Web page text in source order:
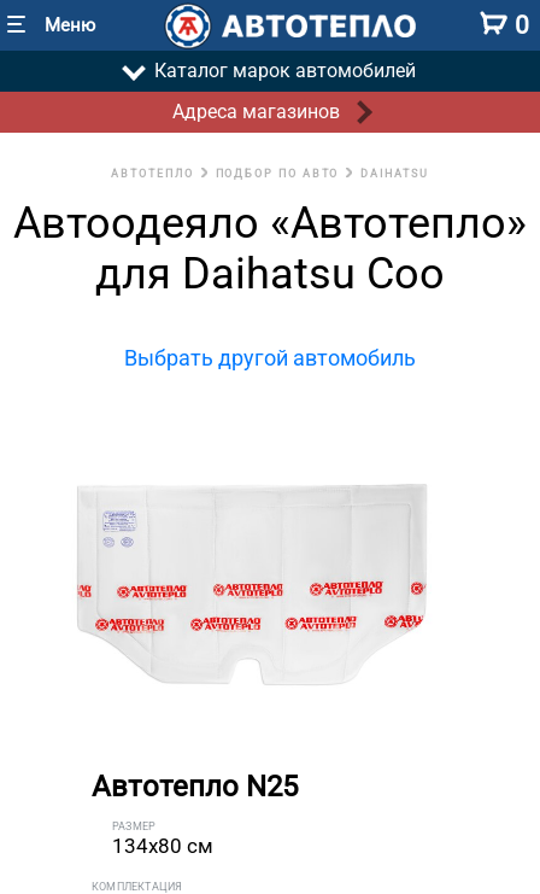
Меню 0
Каталог марок автомобилей
Адреса магазинов
АВТОТЕПЛО ПОДБОР ПО АВТО DAIHATSU
Автоодеяло «Автотепло»
для Daihatsu Coo
Выбрать другой автомобиль
Автотепло N25
РАЗМЕР
134x80 см
КОМПЛЕКТАЦИЯ